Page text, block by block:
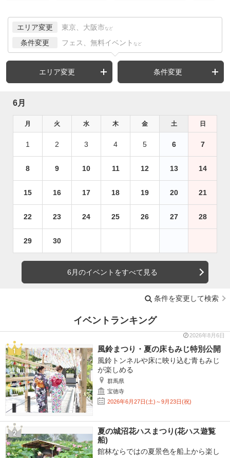
エリア変更 東京、大阪市 など
条件変更 フェス、無料イベント など
エリア変更 条件変更
6月
月 火 水 木 金 土 日
1 2 3 4 5 6 7
8 9 10 11 12 13 14
15 16 17 18 19 20 21
22 23 24 25 26 27 28
29 30
6月のイベントをすべて見る
条件を変更して検索
イベントランキング
2026年8月6日
風鈴まつり・夏の床もみじ特別公開
風鈴トンネルや床に映り込む青もみじ
が楽しめる
群馬県
宝徳寺
2026年6月27日(土)～9月23日(祝)
夏の城沼花ハスまつり(花ハス遊覧
船)
館林ならではの夏景色を船上から楽し